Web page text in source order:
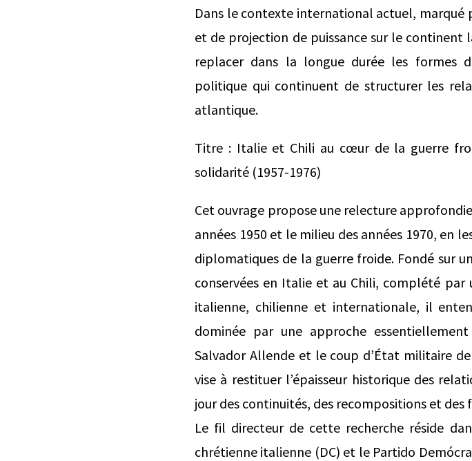
Dans le contexte international actuel,
et de projection de puissance sur le
replacer dans la longue durée les formes
politique qui continuent de structurer les
atlantique.
Titre : Italie et Chili au cœur de la guerre
solidarité (1957-1976)
Cet ouvrage propose une relecture
années 1950 et le milieu des années 1970, en
diplomatiques de la guerre froide. Fondé sur
conservées en Italie et au Chili, complété
italienne, chilienne et internationale, il
dominée par une approche
Salvador Allende et le coup d’État militaire
vise à restituer l’épaisseur historique des
jour des continuités, des recompositions et
Le fil directeur de cette recherche réside
chrétienne italienne (DC) et le Partido